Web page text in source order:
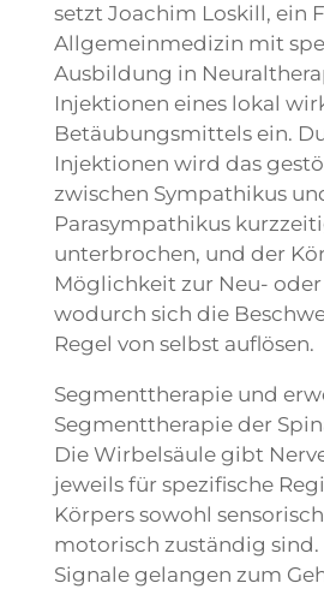
setzt Joachim Loskill, ein
Allgemeinmedizin mit
Ausbildung in
Injektionen eines lokal
Betäubungsmittels ein.
Injektionen wird das
zwischen Sympathikus
Parasympathikus
unterbrochen, und der
Möglichkeit zur Neu-
wodurch sich die
Regel von selbst auflösen.
Segmenttherapie und
Segmenttherapie der
Die Wirbelsäule gibt
jeweils für spezifische
Körpers sowohl
motorisch zuständig sind.
Signale gelangen zum